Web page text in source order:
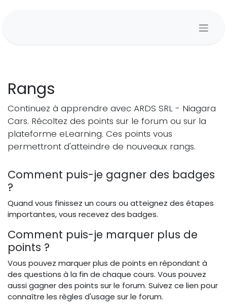
Rangs
Continuez à apprendre avec ARDS SRL - Niagara
Cars. Récoltez des points sur le forum ou sur la
plateforme eLearning. Ces points vous
permettront d'atteindre de nouveaux rangs.
Comment puis-je gagner des badges
?
Quand vous finissez un cours ou atteignez des étapes
importantes, vous recevez des badges.
Comment puis-je marquer plus de
points ?
Vous pouvez marquer plus de points en répondant à
des questions à la fin de chaque cours. Vous pouvez
aussi gagner des points sur le forum. Suivez ce lien pour
connaître les règles d'usage sur le forum.